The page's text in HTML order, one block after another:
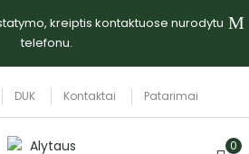
kreiptis kontaktuose nurodytu
telefonu.
DUK Kontaktai Patarimai
0